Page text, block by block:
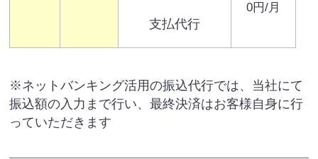
支払代行
0円/月
※ネットバンキング活用の振込代行では、当社にて
振込額の入力まで行い、最終決済はお客様自身に行
っていただきます